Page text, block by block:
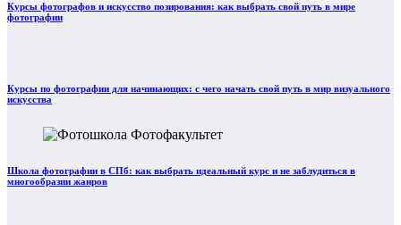
Курсы фотографов и искусство позирования: как выбрать свой путь в мире
фотографии
Курсы по фотографии для начинающих: с чего начать свой путь в мир визуального
искусства
Школа фотографии в СПб: как выбрать идеальный курс и не заблудиться в
многообразии жанров